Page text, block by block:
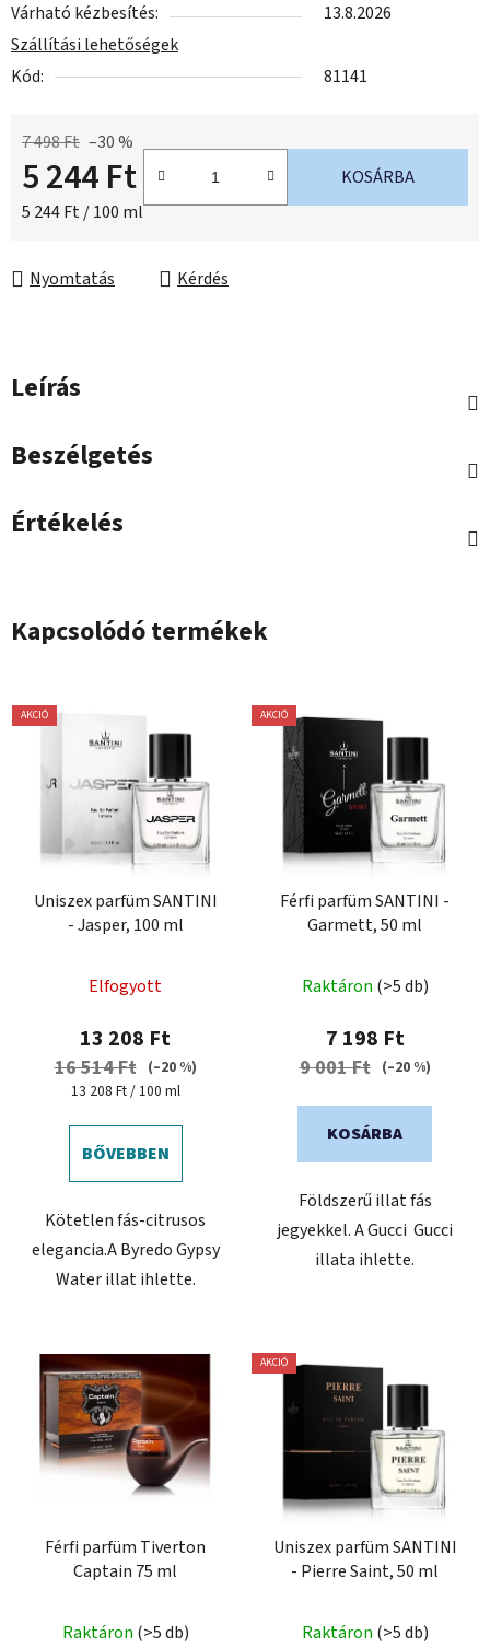
Várható kézbesítés:
13.8.2026
Szállítási lehetőségek
Kód:
81141
7 498 Ft –30 %
5 244 Ft
Egységár:
5 244 Ft / 100 ml
KOSÁRBA
Nyomtatás Kérdés
Leírás
Beszélgetés
Értékelés
Kapcsolódó termékek
AKCIÓ
Uniszex parfüm SANTINI
- Jasper, 100 ml
Elfogyott
13 208 Ft
16 514 Ft
(–20 %)
Egységár:
13 208 Ft / 100 ml
BŐVEBBEN
Kötetlen fás-citrusos
elegancia.A Byredo Gypsy
Water illat ihlette.
AKCIÓ
Férfi parfüm SANTINI -
Garmett, 50 ml
Raktáron (>5 db)
7 198 Ft
9 001 Ft (–20 %)
KOSÁRBA
Földszerű illat fás
jegyekkel. A Gucci Gucci
illata ihlette.
Férfi parfüm Tiverton
Captain 75 ml
Raktáron (>5 db)
AKCIÓ
Uniszex parfüm SANTINI
- Pierre Saint, 50 ml
Raktáron (>5 db)